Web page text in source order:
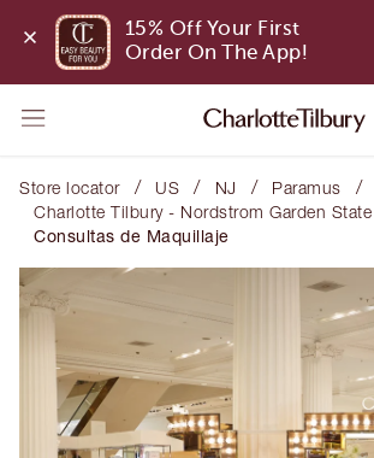
15% Off Your First
Order On The App!
Store locator / US / NJ / Paramus /
Charlotte Tilbury - Nordstrom Garden State
Consultas de Maquillaje